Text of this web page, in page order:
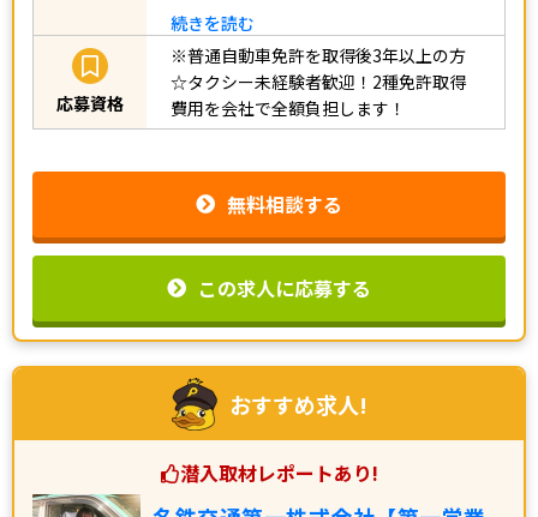
続きを読む
応募資格
※普通自動車免許を取得後3年以上の方
☆タクシー未経験者歓迎！2種免許取得
費用を会社で全額負担します！
無料相談する
この求人に応募する
おすすめ求人!
潜入取材レポートあり!